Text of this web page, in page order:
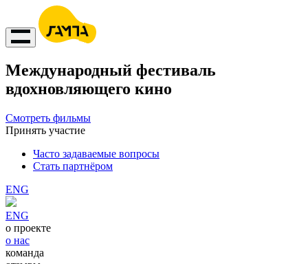
Международный фестиваль
вдохновляющего кино
Смотреть фильмы
Принять участие
Часто задаваемые вопросы
Стать партнёром
ENG
ENG
о проекте
о нас
команда